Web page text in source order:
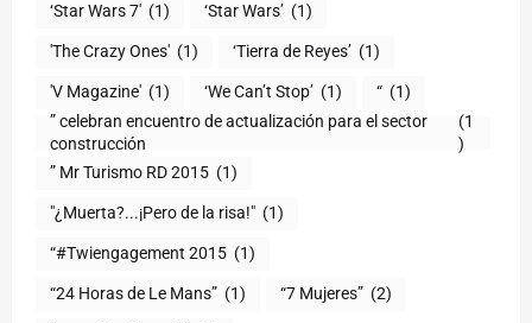
‘Star Wars 7′ (1) ‘Star Wars’ (1)
'The Crazy Ones' (1) ‘Tierra de Reyes’ (1)
'V Magazine' (1) ‘We Can’t Stop’ (1) “ (1)
” celebran encuentro de actualización para el sector
construcción
(1
)
” Mr Turismo RD 2015 (1)
"¿Muerta?...¡Pero de la risa!" (1)
“#Twiengagement 2015 (1)
“24 Horas de Le Mans” (1) “7 Mujeres” (2)